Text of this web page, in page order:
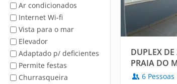
Ar condicionados
Internet Wi-fi
Vista para o mar
Elevador
Adaptado p/ deficientes
Permite festas
Churrasqueira
DUPLEX
PRAIA DO
6 Pessoas